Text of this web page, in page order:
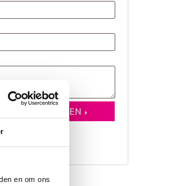
en om ons
WINKELWAGEN